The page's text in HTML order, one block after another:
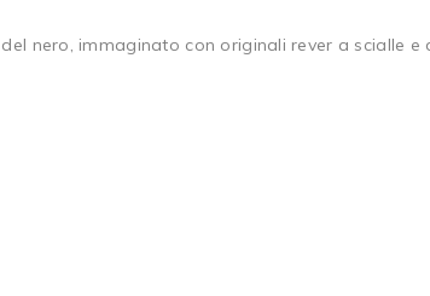
nero, immaginato con originali rever a scialle e